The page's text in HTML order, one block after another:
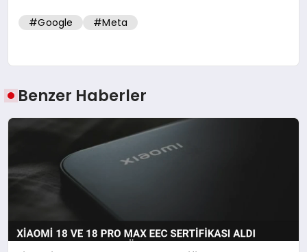
#Google #Meta
Benzer Haberler